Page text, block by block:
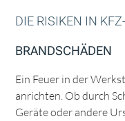
DIE RISIKEN IN
BRANDSCHÄDEN
Ein Feuer in der
anrichten. Ob durch
Geräte oder andere